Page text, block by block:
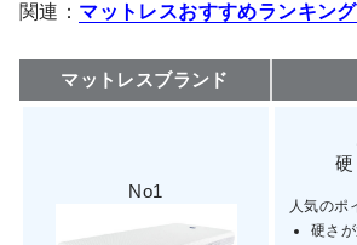
関連： マットレスおすすめランキング
マットレスブランド
No1
人気のポ
硬さ